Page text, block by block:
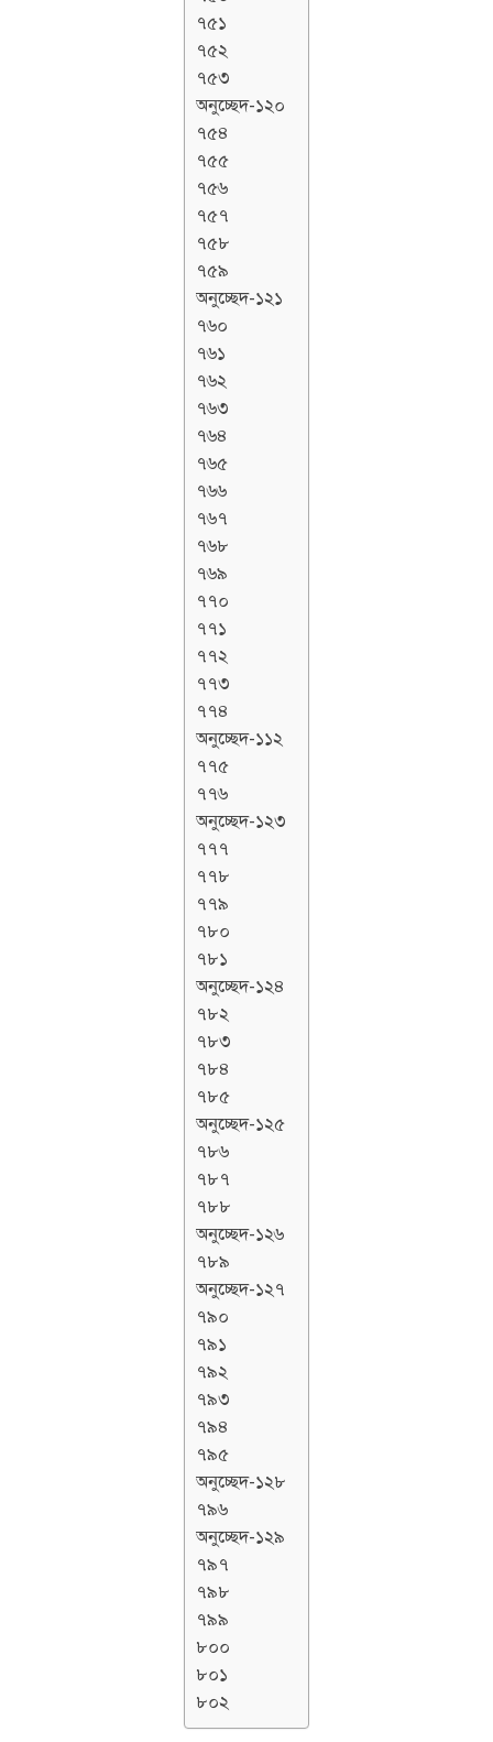
৭৫১
৭৫২
৭৫৩
অনুচ্ছেদ-১২০
৭৫৪
৭৫৫
৭৫৬
৭৫৭
৭৫৮
৭৫৯
অনুচ্ছেদ-১২১
৭৬০
৭৬১
৭৬২
৭৬৩
৭৬৪
৭৬৫
৭৬৬
৭৬৭
৭৬৮
৭৬৯
৭৭০
৭৭১
৭৭২
৭৭৩
৭৭৪
অনুচ্ছেদ-১১২
৭৭৫
৭৭৬
অনুচ্ছেদ-১২৩
৭৭৭
৭৭৮
৭৭৯
৭৮০
৭৮১
অনুচ্ছেদ-১২৪
৭৮২
৭৮৩
৭৮৪
৭৮৫
অনুচ্ছেদ-১২৫
৭৮৬
৭৮৭
৭৮৮
অনুচ্ছেদ-১২৬
৭৮৯
অনুচ্ছেদ-১২৭
৭৯০
৭৯১
৭৯২
৭৯৩
৭৯৪
৭৯৫
অনুচ্ছেদ-১২৮
৭৯৬
অনুচ্ছেদ-১২৯
৭৯৭
৭৯৮
৭৯৯
৮০০
৮০১
৮০২